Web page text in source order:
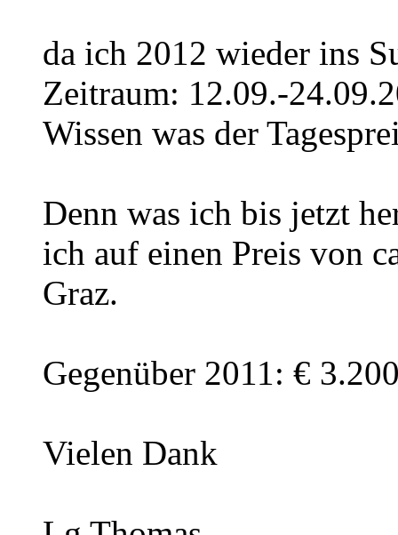
da ich 2012 wieder ins
Zeitraum: 12.09.-
Wissen was der
Denn was ich bis jetzt
ich auf einen Preis von
Graz.
Gegenüber 2011: €
Vielen Dank